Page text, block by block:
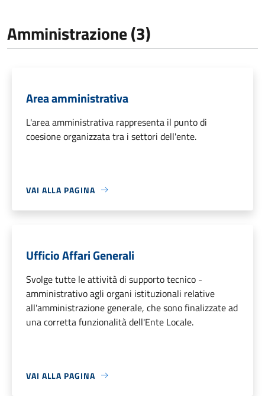
Amministrazione (3)
Area amministrativa
L'area amministrativa rappresenta il punto di
coesione organizzata tra i settori dell'ente.
VAI ALLA PAGINA
Ufficio Affari Generali
Svolge tutte le attività di supporto tecnico -
amministrativo agli organi istituzionali relative
all'amministrazione generale, che sono finalizzate ad
una corretta funzionalità dell'Ente Locale.
VAI ALLA PAGINA